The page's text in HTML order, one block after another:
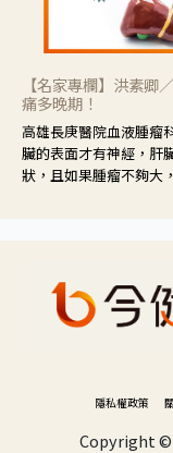
【名家專欄】洪素卿
痛多晚期！
高雄長庚醫院血液腫瘤
臟的表面才有神經，肝
狀，且如果腫瘤不夠大
隱私權政策
Copyright ©